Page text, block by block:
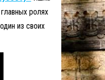
ролях
из своих